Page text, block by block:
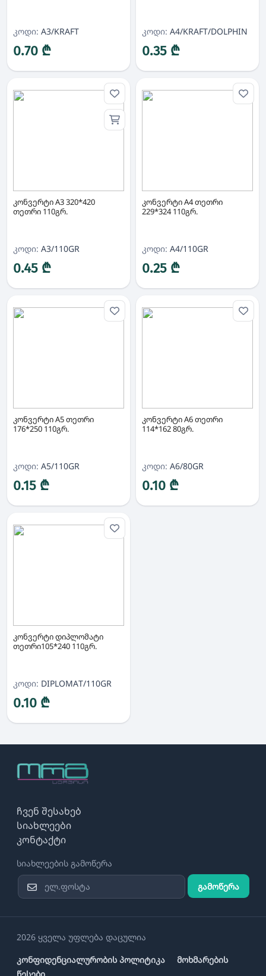
კოდი: A3/KRAFT
0.70 ₾
კოდი: A4/KRAFT/DOLPHIN
0.35 ₾
კონვერტი A3 320*420
თეთრი 110გრ.
კოდი: A3/110GR
0.45 ₾
კონვერტი A4 თეთრი
229*324 110გრ.
კოდი: A4/110GR
0.25 ₾
კონვერტი A5 თეთრი
176*250 110გრ.
კოდი: A5/110GR
0.15 ₾
კონვერტი A6 თეთრი
114*162 80გრ.
კოდი: A6/80GR
0.10 ₾
კონვერტი დიპლომატი
თეთრი105*240 110გრ.
კოდი: DIPLOMAT/110GR
0.10 ₾
ჩვენ შესახებ
სიახლეები
კონტაქტი
სიახლეების გამოწერა
გამოწერა
2026 ყველა უფლება დაცულია
კონფიდენციალურობის პოლიტიკა
მოხმარების
წესები